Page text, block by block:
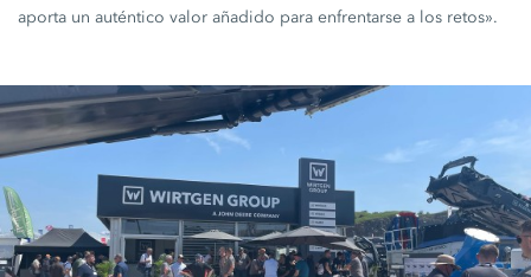
aporta un auténtico valor añadido para enfrentarse a los retos».